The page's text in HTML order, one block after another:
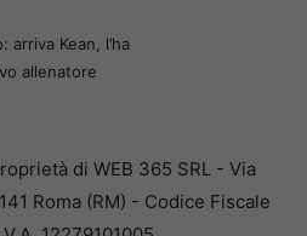
arriva Kean, l’ha
allenatore
di WEB 365 SRL - Via
Roma (RM) - Codice Fiscale